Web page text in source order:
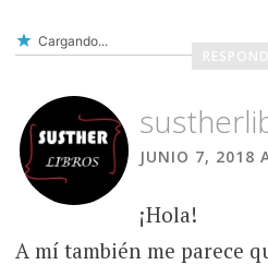
Cargando...
JUNIO 7, 2018
¡Hola!
A mí también me parece